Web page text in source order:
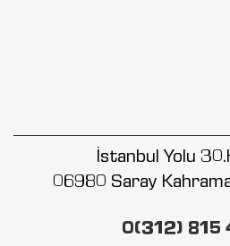
İstanbul Yolu
06980 Saray
0(312) 815